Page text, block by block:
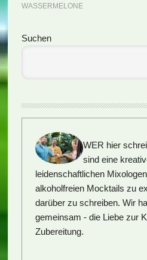
WASSERMELONE
Seitenspalte
Suchen
WER hier
sind eine
leidenschaftlichen
alkoholfreien Mocktails zu
darüber zu schreiben. Wir
gemeinsam - die Liebe zur
Zubereitung.